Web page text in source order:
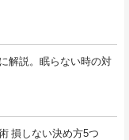
解説。眠らない時の対
損しない決め方5つ